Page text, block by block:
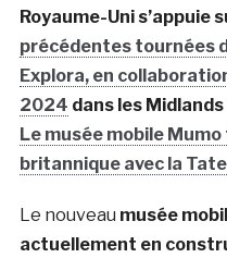
Royaume-Uni s’appuie
précédentes tournées
Explora, en
2024 dans les
Le musée mobile
britannique avec la
Le nouveau musée
actuellement en